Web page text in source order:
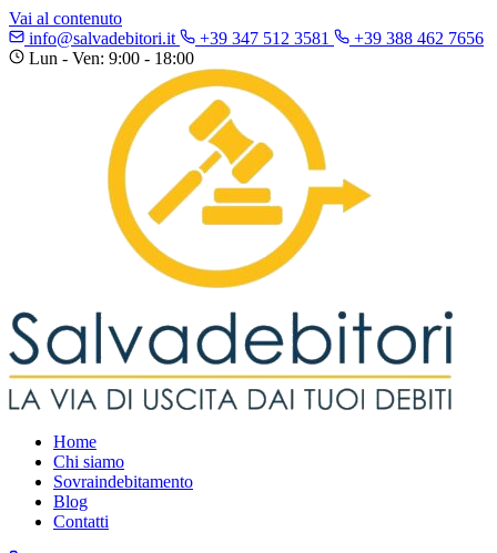
Vai al contenuto
info@salvadebitori.it
+39 347 512 3581
+39 388 462 7656
Lun - Ven: 9:00 - 18:00
Home
Chi siamo
Sovraindebitamento
Blog
Contatti